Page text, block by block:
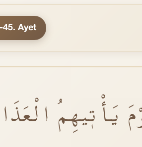
45. Ayet
يَأْتٖيهِمُ